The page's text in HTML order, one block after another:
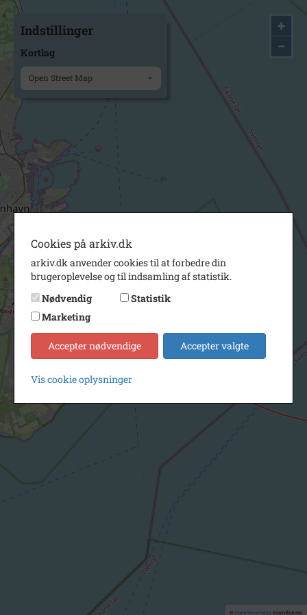
+
−
© OpenStreetMapcontributors.
Indstillinger
Kortlag
Open Street Map
Cookies på arkiv.dk
arkiv.dk anvender cookies til at forbedre din
brugeroplevelse og til indsamling af statistik.
Nødvendig
Statistik
Marketing
Accepter nødvendige Accepter valgte
Vis cookie oplysninger